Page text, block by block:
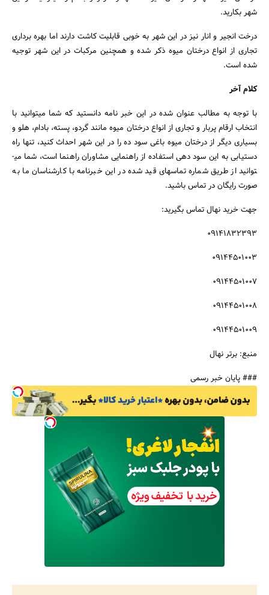
شهر بکارید.
درخت انجیر و انار نیز در این شهر به خوبی قابلیت کاشت دارند اما بهره برداری
تجاری از انواع درختان میوه ذکر شده و همچنین مرکبات در این شهر توجیه
شده است.
کلام آخر
با توجه به مطالب عنوان شده در این خبر نامه دانستید که شما می­توانید با
انتخاب ارقام پربار و تجاری از انواع درختان میوه مانند گردو، پسته، بادام، هلو و
بسیاری دیگر از درختان میوه باغی سود ده را در این شهر احداث کنید، تنها راه
دستیابی به این سود دهی استفاده از راهنمایی مشاوران راهنما است، شما می­
توانید از طریق شماره تماس­های قید شده در این خبرنامه با کارشناسان ما به
صورت رایگان در تماس باشید.
جهت خرید نهال تماس بگیرید:
09141832393
09144501003
09144501007
09144501008
09144501009
منبع: برتر نهال
### پایان خبر رسمی